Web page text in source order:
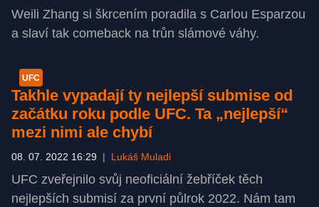
Weili Zhang si škrcením poradila s Carlou Esparzou
a slaví tak comeback na trůn slámové váhy.
UFC
Takhle vypadají ty nejlepší submise od
začátku roku podle UFC. Ta „nejlepší“
mezi nimi ale chybí
08. 07. 2022 16:29 Lukáš Muladi
UFC zveřejnilo svůj neoficiální žebříček těch
nejlepších submisí za první půlrok 2022. Nám tam